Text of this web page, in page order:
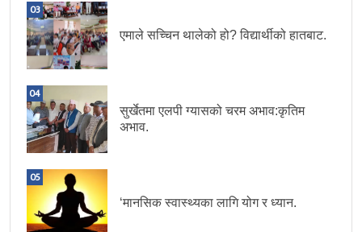
03
एमाले सच्चिन थालेको हो? विद्यार्थीको हातबाट.
04
सुर्खेतमा एलपी ग्यासको चरम अभाव:कृतिम
अभाव.
05
‘मानसिक स्वास्थ्यका लागि योग र ध्यान.